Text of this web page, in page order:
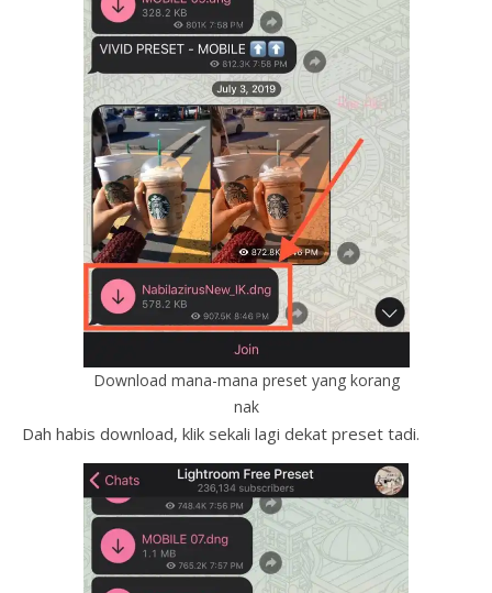
Download mana-mana preset yang korang
nak
Dah habis download, klik sekali lagi dekat preset tadi.